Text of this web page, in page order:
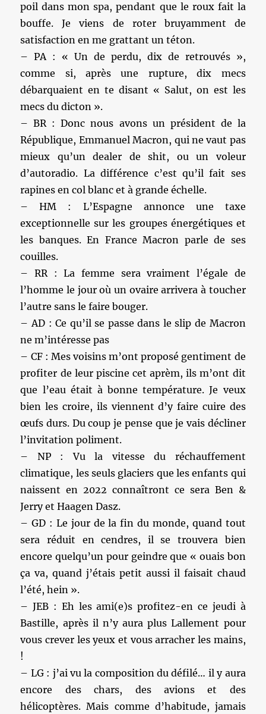
poil dans mon spa, pendant que le roux fait la
bouffe. Je viens de roter bruyamment de
satisfaction en me grattant un téton.
– PA : « Un de perdu, dix de retrouvés »,
comme si, après une rupture, dix mecs
débarquaient en te disant « Salut, on est les
mecs du dicton ».
– BR : Donc nous avons un président de la
République, Emmanuel Macron, qui ne vaut pas
mieux qu’un dealer de shit, ou un voleur
d’autoradio. La différence c’est qu’il fait ses
rapines en col blanc et à grande échelle.
– HM : L’Espagne annonce une taxe
exceptionnelle sur les groupes énergétiques et
les banques. En France Macron parle de ses
couilles.
– RR : La femme sera vraiment l’égale de
l’homme le jour où un ovaire arrivera à toucher
l’autre sans le faire bouger.
– AD : Ce qu’il se passe dans le slip de Macron
ne m’intéresse pas
– CF : Mes voisins m’ont proposé gentiment de
profiter de leur piscine cet aprèm, ils m’ont dit
que l’eau était à bonne température. Je veux
bien les croire, ils viennent d’y faire cuire des
œufs durs. Du coup je pense que je vais décliner
l’invitation poliment.
– NP : Vu la vitesse du réchauffement
climatique, les seuls glaciers que les enfants qui
naissent en 2022 connaîtront ce sera Ben &
Jerry et Haagen Dasz.
– GD : Le jour de la fin du monde, quand tout
sera réduit en cendres, il se trouvera bien
encore quelqu’un pour geindre que « ouais bon
ça va, quand j’étais petit aussi il faisait chaud
l’été, hein ».
– JEB : Eh les ami(e)s profitez-en ce jeudi à
Bastille, après il n’y aura plus Lallement pour
vous crever les yeux et vous arracher les mains,
!
– LG : j’ai vu la composition du défilé… il y aura
encore des chars, des avions et des
hélicoptères. Mais comme d’habitude, jamais